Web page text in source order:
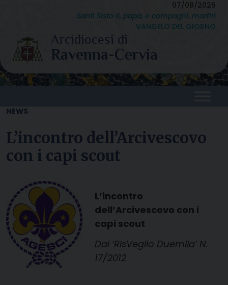
content
07/08/2026
Santi Sisto II, papa, e compagni, martiri
VANGELO DEL GIORNO
NEWS
L’incontro dell’Arcivescovo
con i capi scout
L’incontro
dell’Arcivescovo con i
capi scout
Dal ‘RisVeglio Duemila’ N.
17/2012